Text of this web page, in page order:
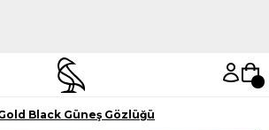
Black Güneş Gözlüğü